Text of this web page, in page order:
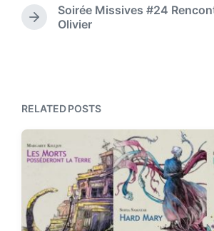
e
i
n
e
v
o
s
t
:
N
s
Soirée Missives #24
Olivier
RELATED POSTS